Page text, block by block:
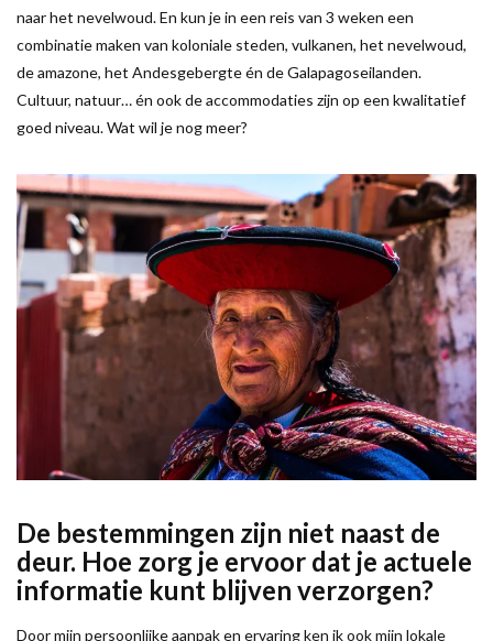
naar het nevelwoud. En kun je in een reis van 3 weken een
combinatie maken van koloniale steden, vulkanen, het nevelwoud,
de amazone, het Andesgebergte én de Galapagoseilanden.
Cultuur, natuur… én ook de accommodaties zijn op een kwalitatief
goed niveau. Wat wil je nog meer?
De bestemmingen zijn niet naast de
deur. Hoe zorg je ervoor dat je actuele
informatie kunt blijven verzorgen?
Door mijn persoonlijke aanpak en ervaring ken ik ook mijn lokale